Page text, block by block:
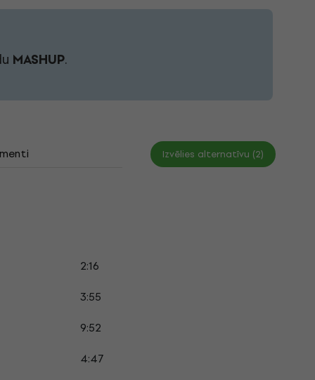
MASHUP.
Izvēlies alternatīvu (2)
2:16
3:55
9:52
4:47